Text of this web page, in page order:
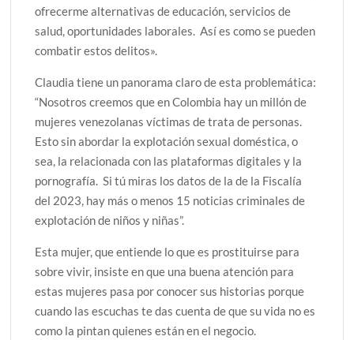
ofrecerme alternativas de educación, servicios de
salud, oportunidades laborales. Así es como se pueden
combatir estos delitos».
Claudia tiene un panorama claro de esta problemática:
“Nosotros creemos que en Colombia hay un millón de
mujeres venezolanas víctimas de trata de personas.
Esto sin abordar la explotación sexual doméstica, o
sea, la relacionada con las plataformas digitales y la
pornografía. Si tú miras los datos de la de la Fiscalía
del 2023, hay más o menos 15 noticias criminales de
explotación de niños y niñas”.
Esta mujer, que entiende lo que es prostituirse para
sobre vivir, insiste en que una buena atención para
estas mujeres pasa por conocer sus historias porque
cuando las escuchas te das cuenta de que su vida no es
como la pintan quienes están en el negocio.